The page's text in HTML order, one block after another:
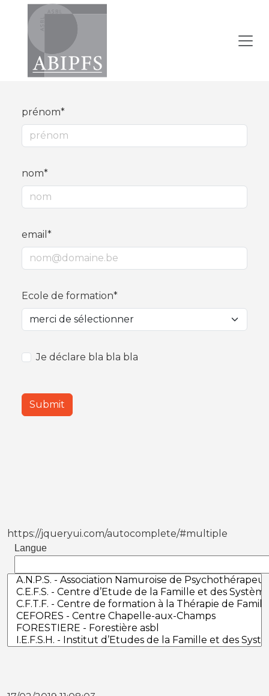
prénom*
nom*
email*
Ecole de formation*
Je déclare bla bla bla
Submit
https://jqueryui.com/autocomplete/#multiple
Langue